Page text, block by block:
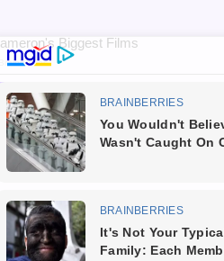
Knowledge